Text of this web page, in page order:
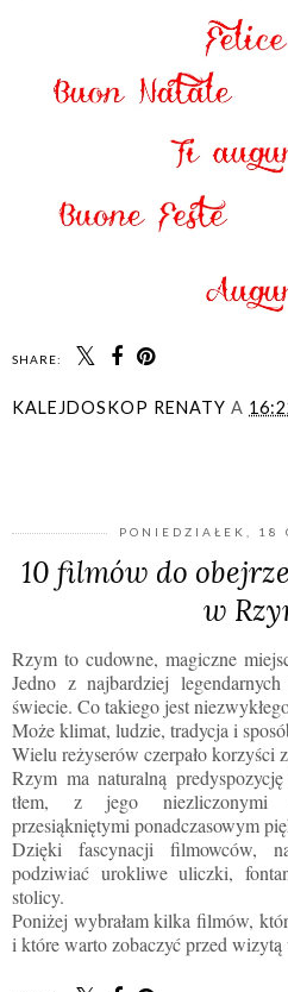
SHARE:
KALEJDOSKOP RENATY A
PONIEDZIAŁEK, 18
10 filmów do
w
Rzym to cudowne, magiczne
Jedno z najbardziej
świecie. Co takiego jest
Może klimat, ludzie, tradycja i
Wielu reżyserów czerpało korzyści
Rzym ma naturalną
tłem, z jego niezliczonymi
przesiąkniętymi ponadczasowym
Dzięki fascynacji filmowców,
podziwiać urokliwe uliczki,
stolicy.
Poniżej wybrałam kilka filmów,
i które warto zobaczyć przed